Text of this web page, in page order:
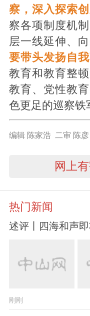
察，深入探索
察各项制度机
层一线延伸、
要带头发扬自
教育和教育整
教育、党性教
色更足的巡察铁
编辑 陈家浩 二审 陈
网上
热门新闻
述评丨四海和声
刚刚